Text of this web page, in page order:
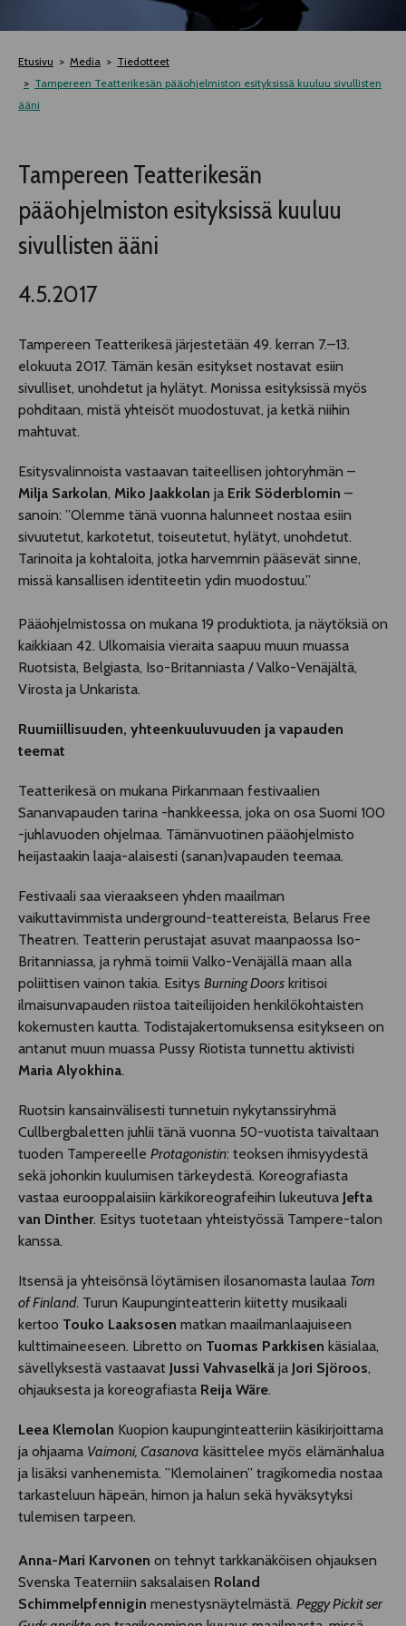
TELTTALAB
OFF TAMPERE
MUU OHJELMISTO
Etusivu Media
Tiedotteet
Tampereen Teatterikesän pääohjelmiston esityksissä kuuluu sivullisten
ääni
Tampereen Teatterikesän
pääohjelmiston esityksissä kuuluu
sivullisten ääni
4.5.2017
Tampereen Teatterikesä järjestetään 49. kerran 7.–13.
elokuuta 2017. Tämän kesän esitykset nostavat esiin
sivulliset, unohdetut ja hylätyt. Monissa esityksissä myös
pohditaan, mistä yhteisöt muodostuvat, ja ketkä niihin
mahtuvat.
Esitysvalinnoista vastaavan taiteellisen johtoryhmän –
Milja Sarkolan, Miko Jaakkolan ja Erik Söderblomin –
sanoin: ”Olemme tänä vuonna halunneet nostaa esiin
sivuutetut, karkotetut, toiseutetut, hylätyt, unohdetut.
Tarinoita ja kohtaloita, jotka harvemmin pääsevät sinne,
missä kansallisen identiteetin ydin muodostuu.”
Pääohjelmistossa on mukana 19 produktiota, ja näytöksiä on
kaikkiaan 42. Ulkomaisia vieraita saapuu muun muassa
Ruotsista, Belgiasta, Iso-Britanniasta / Valko-Venäjältä,
Virosta ja Unkarista.
Ruumiillisuuden, yhteenkuuluvuuden ja vapauden
teemat
Teatterikesä on mukana Pirkanmaan festivaalien
Sananvapauden tarina -hankkeessa, joka on osa Suomi 100
-juhlavuoden ohjelmaa. Tämänvuotinen pääohjelmisto
heijastaakin laaja-alaisesti (sanan)vapauden teemaa.
Festivaali saa vieraakseen yhden maailman
vaikuttavimmista underground-teattereista, Belarus Free
Theatren. Teatterin perustajat asuvat maanpaossa Iso-
Britanniassa, ja ryhmä toimii Valko-Venäjällä maan alla
poliittisen vainon takia. Esitys Burning Doors kritisoi
ilmaisunvapauden riistoa taiteilijoiden henkilökohtaisten
kokemusten kautta. Todistajakertomuksensa esitykseen on
antanut muun muassa Pussy Riotista tunnettu aktivisti
Maria Alyokhina.
Ruotsin kansainvälisesti tunnetuin nykytanssiryhmä
Cullbergbaletten juhlii tänä vuonna 50-vuotista taivaltaan
tuoden Tampereelle Protagonistin: teoksen ihmisyydestä
sekä johonkin kuulumisen tärkeydestä. Koreografiasta
vastaa eurooppalaisiin kärkikoreografeihin lukeutuva Jefta
van Dinther. Esitys tuotetaan yhteistyössä Tampere-talon
kanssa.
Itsensä ja yhteisönsä löytämisen ilosanomasta laulaa Tom
of Finland. Turun Kaupunginteatterin kiitetty musikaali
kertoo Touko Laaksosen matkan maailmanlaajuiseen
kulttimaineeseen. Libretto on Tuomas Parkkisen käsialaa,
sävellyksestä vastaavat Jussi Vahvaselkä ja Jori Sjöroos,
ohjauksesta ja koreografiasta Reija Wäre.
Leea Klemolan Kuopion kaupunginteatteriin käsikirjoittama
ja ohjaama Vaimoni, Casanova käsittelee myös elämänhalua
ja lisäksi vanhenemista. ”Klemolainen” tragikomedia nostaa
tarkasteluun häpeän, himon ja halun sekä hyväksytyksi
tulemisen tarpeen.
Anna-Mari Karvonen on tehnyt tarkkanäköisen ohjauksen
Svenska Teaterniin saksalaisen Roland
Schimmelpfennigin menestysnäytelmästä. Peggy Pickit ser